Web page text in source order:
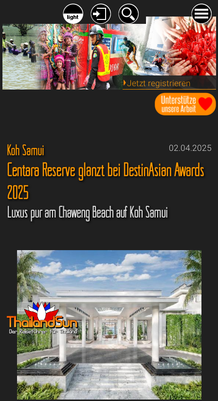
Jetzt registrieren
02.04.2025
Koh Samui
Centara Reserve glänzt bei DestinAsian Awards
2025
Luxus pur am Chaweng Beach auf Koh Samui